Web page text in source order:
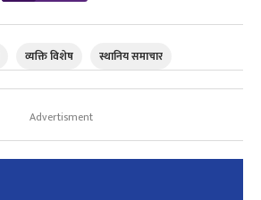
व्यक्ति विशेष स्थानिय समाचार
Advertisment